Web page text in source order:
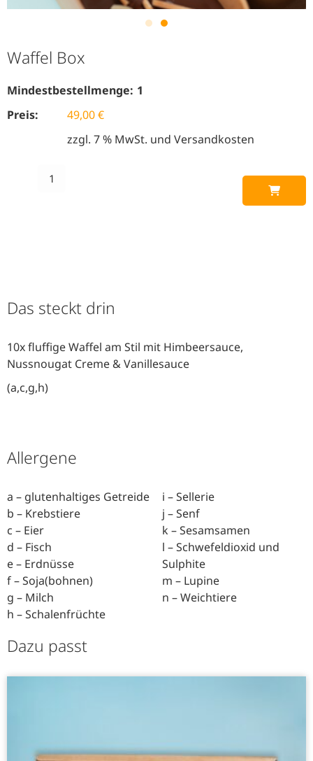
Waffel Box
Mindestbestellmenge: 1
Preis:
49,00€
zzgl. 7 % MwSt. und Versandkosten
Das steckt drin
10x fluffige Waffel am Stil mit Himbeersauce,
Nussnougat Creme & Vanillesauce
(a,c,g,h)
Allergene
a – glutenhaltiges Getreide
b – Krebstiere
c – Eier
d – Fisch
e – Erdnüsse
f – Soja(bohnen)
g – Milch
h – Schalenfrüchte
i – Sellerie
j – Senf
k – Sesamsamen
l – Schwefeldioxid und
Sulphite
m – Lupine
n – Weichtiere
Dazu passt